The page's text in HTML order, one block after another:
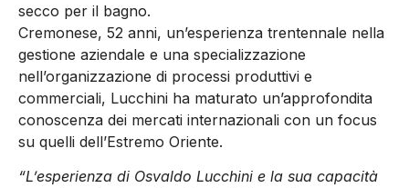
secco per il bagno.
Cremonese, 52 anni, un’esperienza trentennale nella
gestione aziendale e una specializzazione
nell’organizzazione di processi produttivi e
commerciali, Lucchini ha maturato un’approfondita
conoscenza dei mercati internazionali con un focus
su quelli dell’Estremo Oriente.
“L’esperienza di Osvaldo Lucchini e la sua capacità